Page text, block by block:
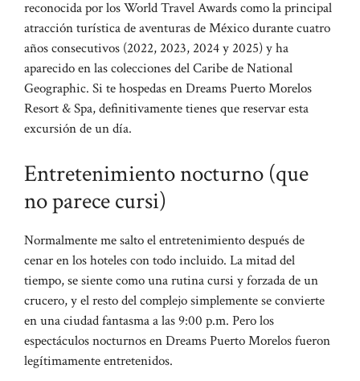
reconocida por los World Travel Awards como la principal
atracción turística de aventuras de México durante cuatro
años consecutivos (2022, 2023, 2024 y 2025) y ha
aparecido en las colecciones del Caribe de National
Geographic. Si te hospedas en Dreams Puerto Morelos
Resort & Spa, definitivamente tienes que reservar esta
excursión de un día.
Entretenimiento nocturno (que
no parece cursi)
Normalmente me salto el entretenimiento después de
cenar en los hoteles con todo incluido. La mitad del
tiempo, se siente como una rutina cursi y forzada de un
crucero, y el resto del complejo simplemente se convierte
en una ciudad fantasma a las 9:00 p.m. Pero los
espectáculos nocturnos en Dreams Puerto Morelos fueron
legítimamente entretenidos.